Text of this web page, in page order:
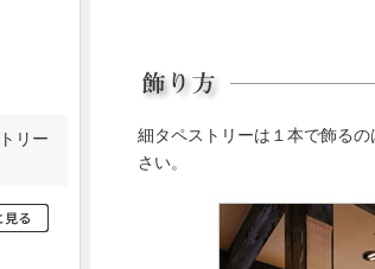
細タペストリーは１本で飾る
さい。